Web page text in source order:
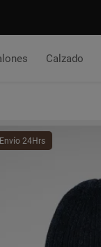
Calzado
Envío 24Hrs